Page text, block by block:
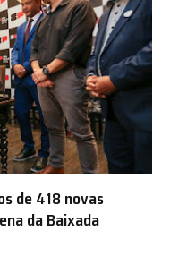
de 418 novas
da Baixada